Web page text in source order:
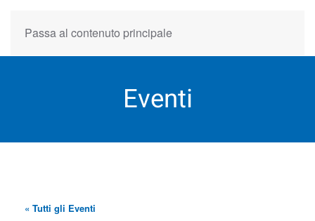
Passa al contenuto principale
Eventi
« Tutti gli Eventi